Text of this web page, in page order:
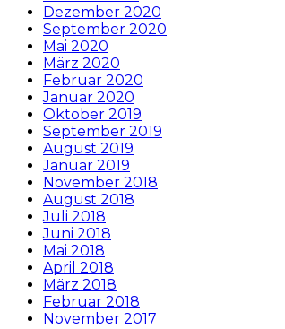
Dezember 2020
September 2020
Mai 2020
März 2020
Februar 2020
Januar 2020
Oktober 2019
September 2019
August 2019
Januar 2019
November 2018
August 2018
Juli 2018
Juni 2018
Mai 2018
April 2018
März 2018
Februar 2018
November 2017